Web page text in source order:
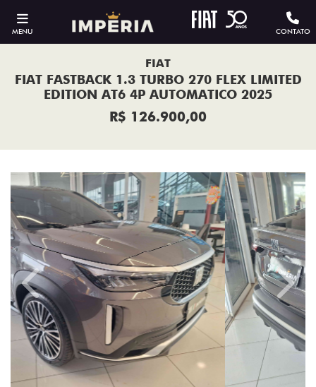
MENU CONTATO
FIAT
FIAT FASTBACK 1.3 TURBO 270 FLEX LIMITED
EDITION AT6 4P AUTOMATICO 2025
R$ 126.900,00
Previous Next